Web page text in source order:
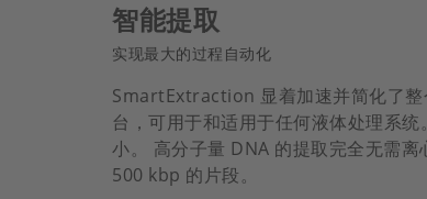
智能提取
实现最大的过程自动化
SmartExtraction 显着加速并简化了整
台，可用于和适用于任何液体处理系
小。 高分子量 DNA 的提取完全无需
500 kbp 的片段。